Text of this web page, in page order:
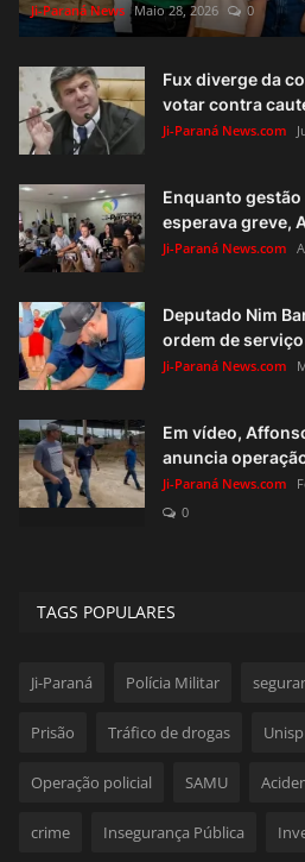
Ji-Paraná News Maio 28, 2026 0
Fux diverge da
votar contra
Ji-Paraná News.com
Enquanto
esperava greve,
Ji-Paraná News.com
Deputado Nim
ordem de
Ji-Paraná News.com
Em vídeo,
anuncia
Ji-Paraná News.com
0
TAGS POPULARES
Ji-Paraná Polícia Militar
Prisão Tráfico de drogas Unisp
Operação policial SAMU
crime Insegurança Pública